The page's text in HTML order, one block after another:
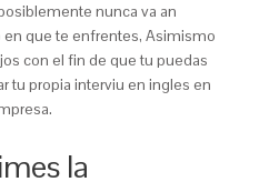
nunca va an
que te enfrentes, Asimismo
con el fin de que tu puedas
tu propia interviu en ingles en
la